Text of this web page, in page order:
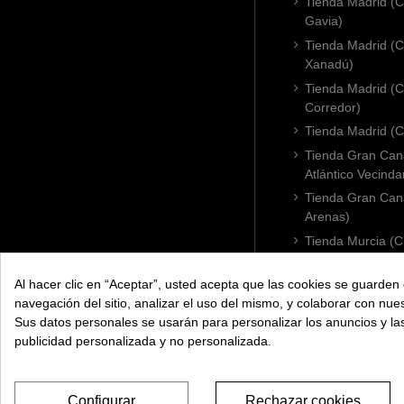
Gavia)
Tienda Madrid
Xanadú)
Tienda Madrid
Corredor)
Tienda Madrid
Tienda Gran
Atlántico
Tienda Gran
Arenas)
Tienda Murcia
Tienda Badajoz
Tienda Cádiz
Tienda Córdoba
Al hacer clic en “Aceptar”, usted acepta que las cookies se
navegación del sitio, analizar el uso del mismo, y colaborar con
Sus datos personales se usarán para personalizar los anuncios y
publicidad personalizada y no personalizada.
Rechazar cookies
Configurar